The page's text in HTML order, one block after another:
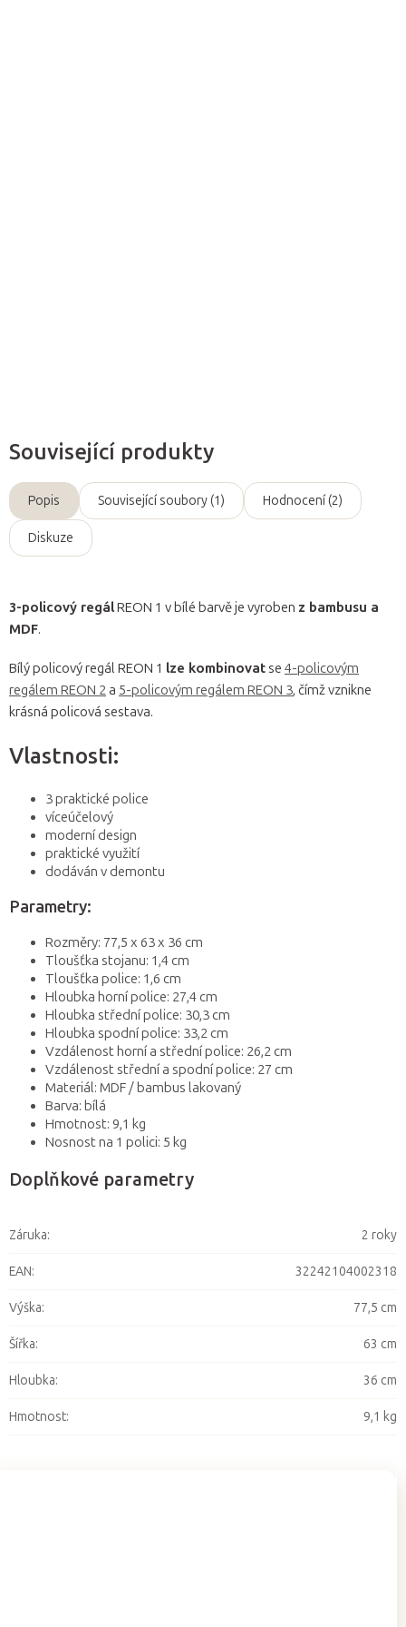
Související produkty
Popis Související soubory (1) Hodnocení (2)
Diskuze
3-policový regálREON 1 v bílé barvě je vyroben z bambusu a
MDF.
Bílý policový regál REON 1 lze kombinovatse 4-policovým
regálem REON 2a 5-policovým regálem REON 3, čímž vznikne
krásná policová sestava.
Vlastnosti:
3 praktické police
víceúčelový
moderní design
praktické využití
dodáván v demontu
Parametry:
Rozměry: 77,5 x 63 x 36 cm
Tloušťka stojanu: 1,4 cm
Tloušťka police: 1,6 cm
Hloubka horní police: 27,4 cm
Hloubka střední police: 30,3 cm
Hloubka spodní police: 33,2 cm
Vzdálenost horní a střední police: 26,2 cm
Vzdálenost střední a spodní police: 27 cm
Materiál: MDF / bambus lakovaný
Barva: bílá
Hmotnost: 9,1 kg
Nosnost na 1 polici: 5 kg
Doplňkové parametry
Záruka: 2 roky
EAN: 32242104002318
Výška: 77,5 cm
Šířka: 63 cm
Hloubka: 36 cm
Hmotnost: 9,1 kg